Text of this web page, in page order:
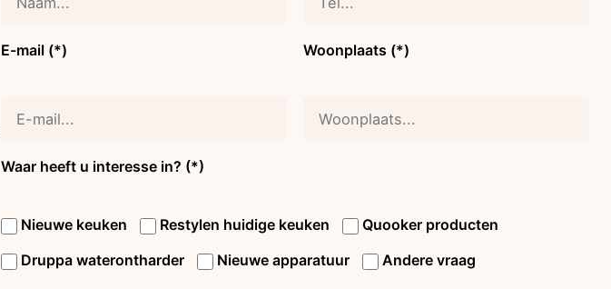
E-mail (*) Woonplaats (*)
Waar heeft u interesse in? (*)
Nieuwe keuken Restylen huidige keuken
Quooker producten
Druppa waterontharder
Nieuwe apparatuur Andere vraag